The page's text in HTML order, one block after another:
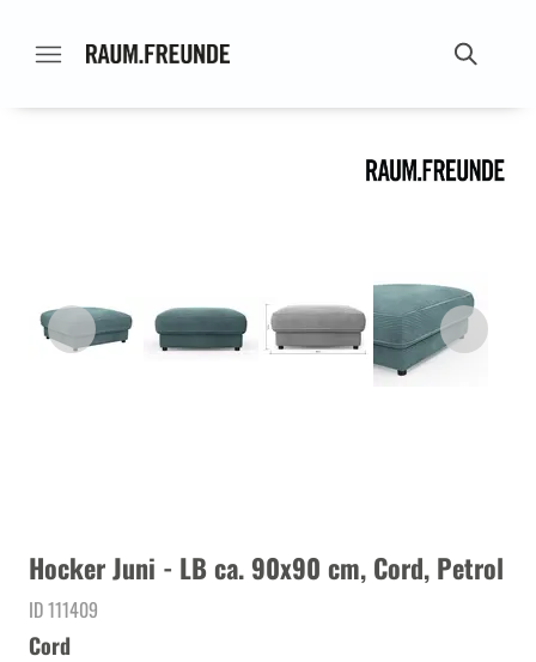
Hocker Juni - LB ca. 90x90 cm, Cord, Petrol
ID 111409
Cord